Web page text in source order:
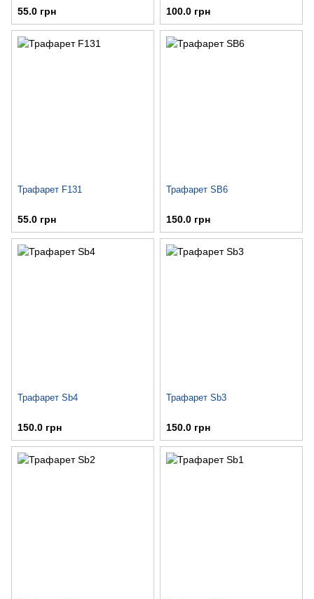
55.0 грн 100.0 грн
Трафарет F131
55.0 грн
Трафарет SB6
150.0 грн
Трафарет Sb4
150.0 грн
Трафарет Sb3
150.0 грн